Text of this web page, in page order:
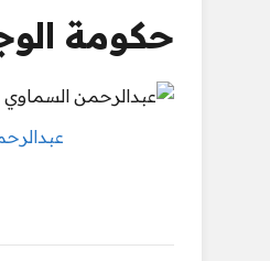
حكومة